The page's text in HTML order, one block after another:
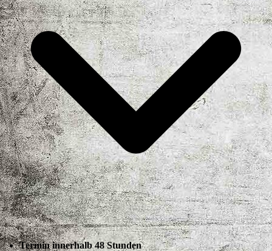
Termin innerhalb 48 Stunden